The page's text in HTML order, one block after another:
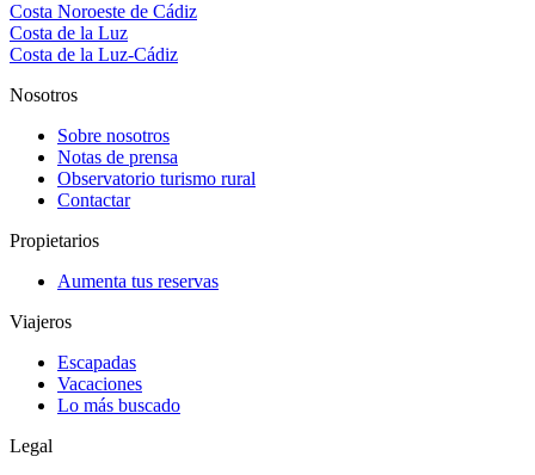
Costa Noroeste de Cádiz
Costa de la Luz
Costa de la Luz-Cádiz
Nosotros
Sobre nosotros
Notas de prensa
Observatorio turismo rural
Contactar
Propietarios
Aumenta tus reservas
Viajeros
Escapadas
Vacaciones
Lo más buscado
Legal